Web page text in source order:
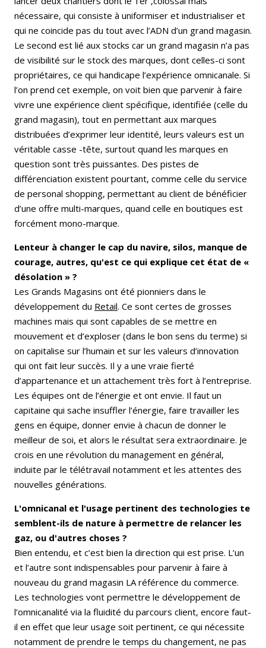
nécessaire, qui consiste à uniformiser et industrialiser et
qui ne coincide pas du tout avec l’ADN d’un grand magasin.
Le second est lié aux stocks car un grand magasin n’a pas
de visibilité sur le stock des marques, dont celles-ci sont
propriétaires, ce qui handicape l’expérience omnicanale. Si
l’on prend cet exemple, on voit bien que parvenir à faire
vivre une expérience client spécifique, identifiée (celle du
grand magasin), tout en permettant aux marques
distribuées d’exprimer leur identité, leurs valeurs est un
véritable casse -tête, surtout quand les marques en
question sont très puissantes. Des pistes de
différenciation existent pourtant, comme celle du service
de personal shopping, permettant au client de bénéficier
d’une offre multi-marques, quand celle en boutiques est
forcément mono-marque.
Lenteur à changer le cap du navire, silos, manque de
courage, autres, qu'est ce qui explique cet état de «
désolation » ?
Les Grands Magasins ont été pionniers dans le
développement du Retail. Ce sont certes de grosses
machines mais qui sont capables de se mettre en
mouvement et d’exploser (dans le bon sens du terme) si
on capitalise sur l’humain et sur les valeurs d’innovation
qui ont fait leur succès. Il y a une vraie fierté
d’appartenance et un attachement très fort à l’entreprise.
Les équipes ont de l’énergie et ont envie. Il faut un
capitaine qui sache insuffler l’énergie, faire travailler les
gens en équipe, donner envie à chacun de donner le
meilleur de soi, et alors le résultat sera extraordinaire. Je
crois en une révolution du management en général,
induite par le télétravail notamment et les attentes des
nouvelles générations.
L'omnicanal et l'usage pertinent des technologies te
semblent-ils de nature à permettre de relancer les
gaz, ou d'autres choses ?
Bien entendu, et c’est bien la direction qui est prise. L’un
et l’autre sont indispensables pour parvenir à faire à
nouveau du grand magasin LA référence du commerce.
Les technologies vont permettre le développement de
l’omnicanalité via la fluidité du parcours client, encore faut-
il en effet que leur usage soit pertinent, ce qui nécessite
notamment de prendre le temps du changement, ne pas